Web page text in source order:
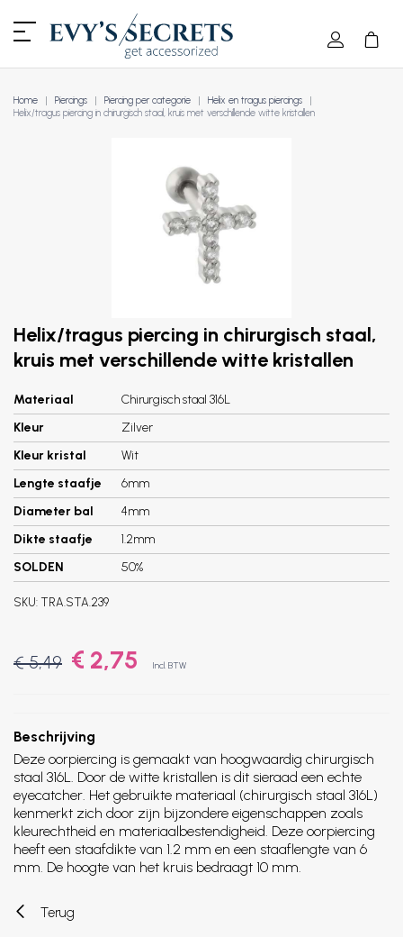
Home Piercings Piercing per categorie
Helix en tragus piercings
Helix/tragus piercing in chirurgisch staal, kruis met verschillende witte kristallen
Helix/tragus piercing in chirurgisch staal,
kruis met verschillende witte kristallen
Materiaal
Chirurgisch staal 316L
Kleur
Zilver
Kleur kristal
Wit
Lengte staafje
6mm
Diameter bal
4mm
Dikte staafje
1.2mm
SOLDEN
50%
SKU: TRA.STA.239
€ 5,49 € 2,75 Incl. BTW
Beschrijving
Deze oorpiercing is gemaakt van hoogwaardig chirurgisch
staal 316L. Door de witte kristallen is dit sieraad een echte
eyecatcher. Het gebruikte materiaal (chirurgisch staal 316L)
kenmerkt zich door zijn bijzondere eigenschappen zoals
kleurechtheid en materiaalbestendigheid. Deze oorpiercing
heeft een staafdikte van 1.2 mm en een staaflengte van 6
mm. De hoogte van het kruis bedraagt 10 mm.
Terug